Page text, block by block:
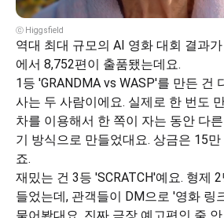
ⓒ Higgsfield
역대 최대 규모의 AI 영화 대회 결과
에서 8,752편이 출품됐는데요.
1등 'GRANDMA vs WASP'를 만든 건
사는 두 사람이에요. 실제로 한 번도
차를 이용해서 한 쪽이 자는 동안 다
기 방식으로 만들었대요. 상금은 15
죠.
재밌는 건 3등 'SCRATCH'예요. 형제
들었는데, 관객들이 DM으로 '영화 링